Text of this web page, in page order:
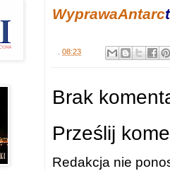
WyprawaAntarct
. 08:23
Brak
Prześlij
Redakcja nie